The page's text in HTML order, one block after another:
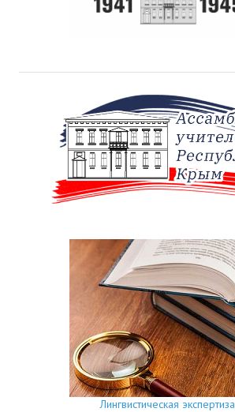
Лингвистическая экспертиза